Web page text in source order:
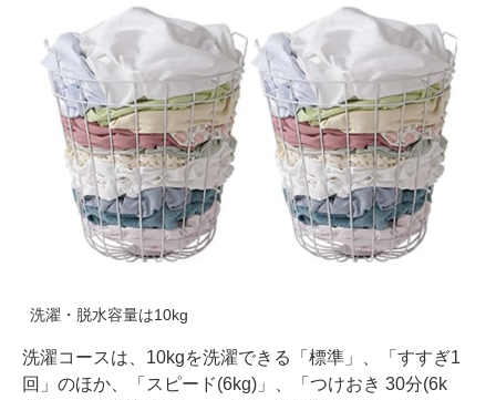
洗濯・脱水容量は10kg
洗濯コースは、10kgを洗濯できる「標準」、「すすぎ1
回」のほか、「スピード(6kg)」、「つけおき 30分(6k